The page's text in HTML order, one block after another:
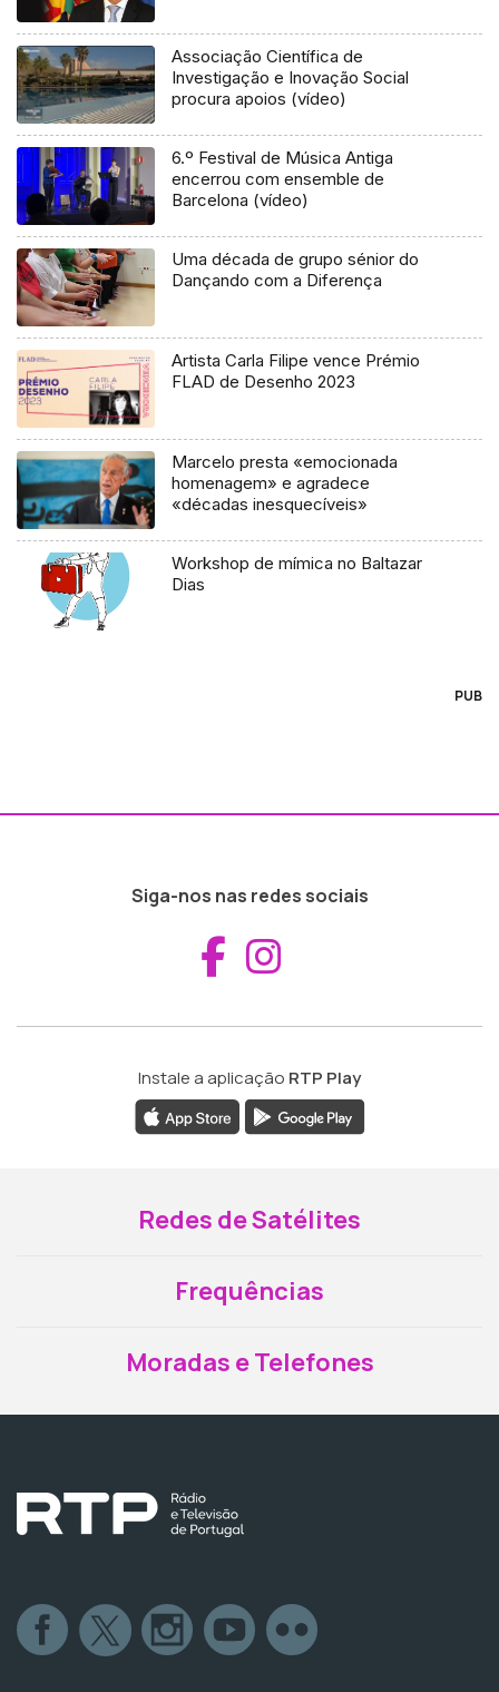
Associação Científica de
Investigação e Inovação Social
procura apoios (vídeo)
6.º Festival de Música Antiga
encerrou com ensemble de
Barcelona (vídeo)
Uma década de grupo sénior do
Dançando com a Diferença
Artista Carla Filipe vence Prémio
FLAD de Desenho 2023
Marcelo presta «emocionada
homenagem» e agradece
«décadas inesquecíveis»
Workshop de mímica no Baltazar
Dias
PUB
Siga-nos nas redes sociais
Aceder ao
Instale a aplicação RTP Play
Redes de Satélites
Frequências
Moradas e Telefones